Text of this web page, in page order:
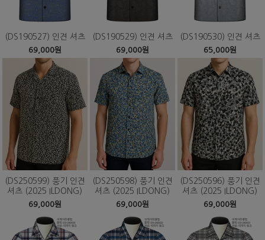
(DS190527) 인견 셔츠
69,000원
(DS190529) 인견 셔츠
69,000원
(DS190530) 인견 셔츠
65,000원
(DS250599) 풍기 인견
셔츠 (2025 ILDONG)
69,000원
(DS250598) 풍기 인견
셔츠 (2025 ILDONG)
69,000원
(DS250596) 풍기 인견
셔츠 (2025 ILDONG)
69,000원